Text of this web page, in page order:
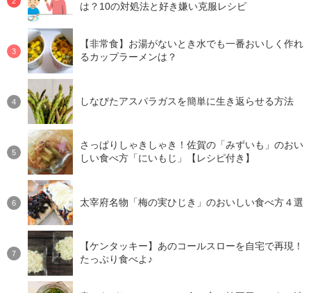
は？10の対処法と好き嫌い克服レシピ
【非常食】お湯がないとき水でも一番おいしく作れ
るカップラーメンは？
しなびたアスパラガスを簡単に生き返らせる方法
さっぱりしゃきしゃき！佐賀の「みずいも」のおい
しい食べ方「にいもじ」【レシピ付き】
太宰府名物「梅の実ひじき」のおいしい食べ方４選
【ケンタッキー】あのコールスローを自宅で再現！
たっぷり食べよ♪